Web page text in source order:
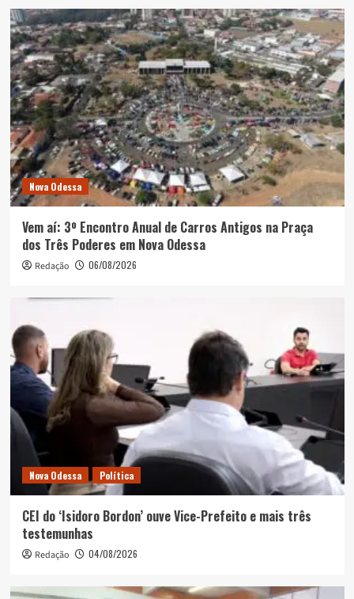
Nova Odessa
Vem aí: 3º Encontro Anual de Carros Antigos na Praça
dos Três Poderes em Nova Odessa
Redação 06/08/2026
Nova Odessa Política
CEI do ‘Isidoro Bordon’ ouve Vice-Prefeito e mais três
testemunhas
Redação 04/08/2026